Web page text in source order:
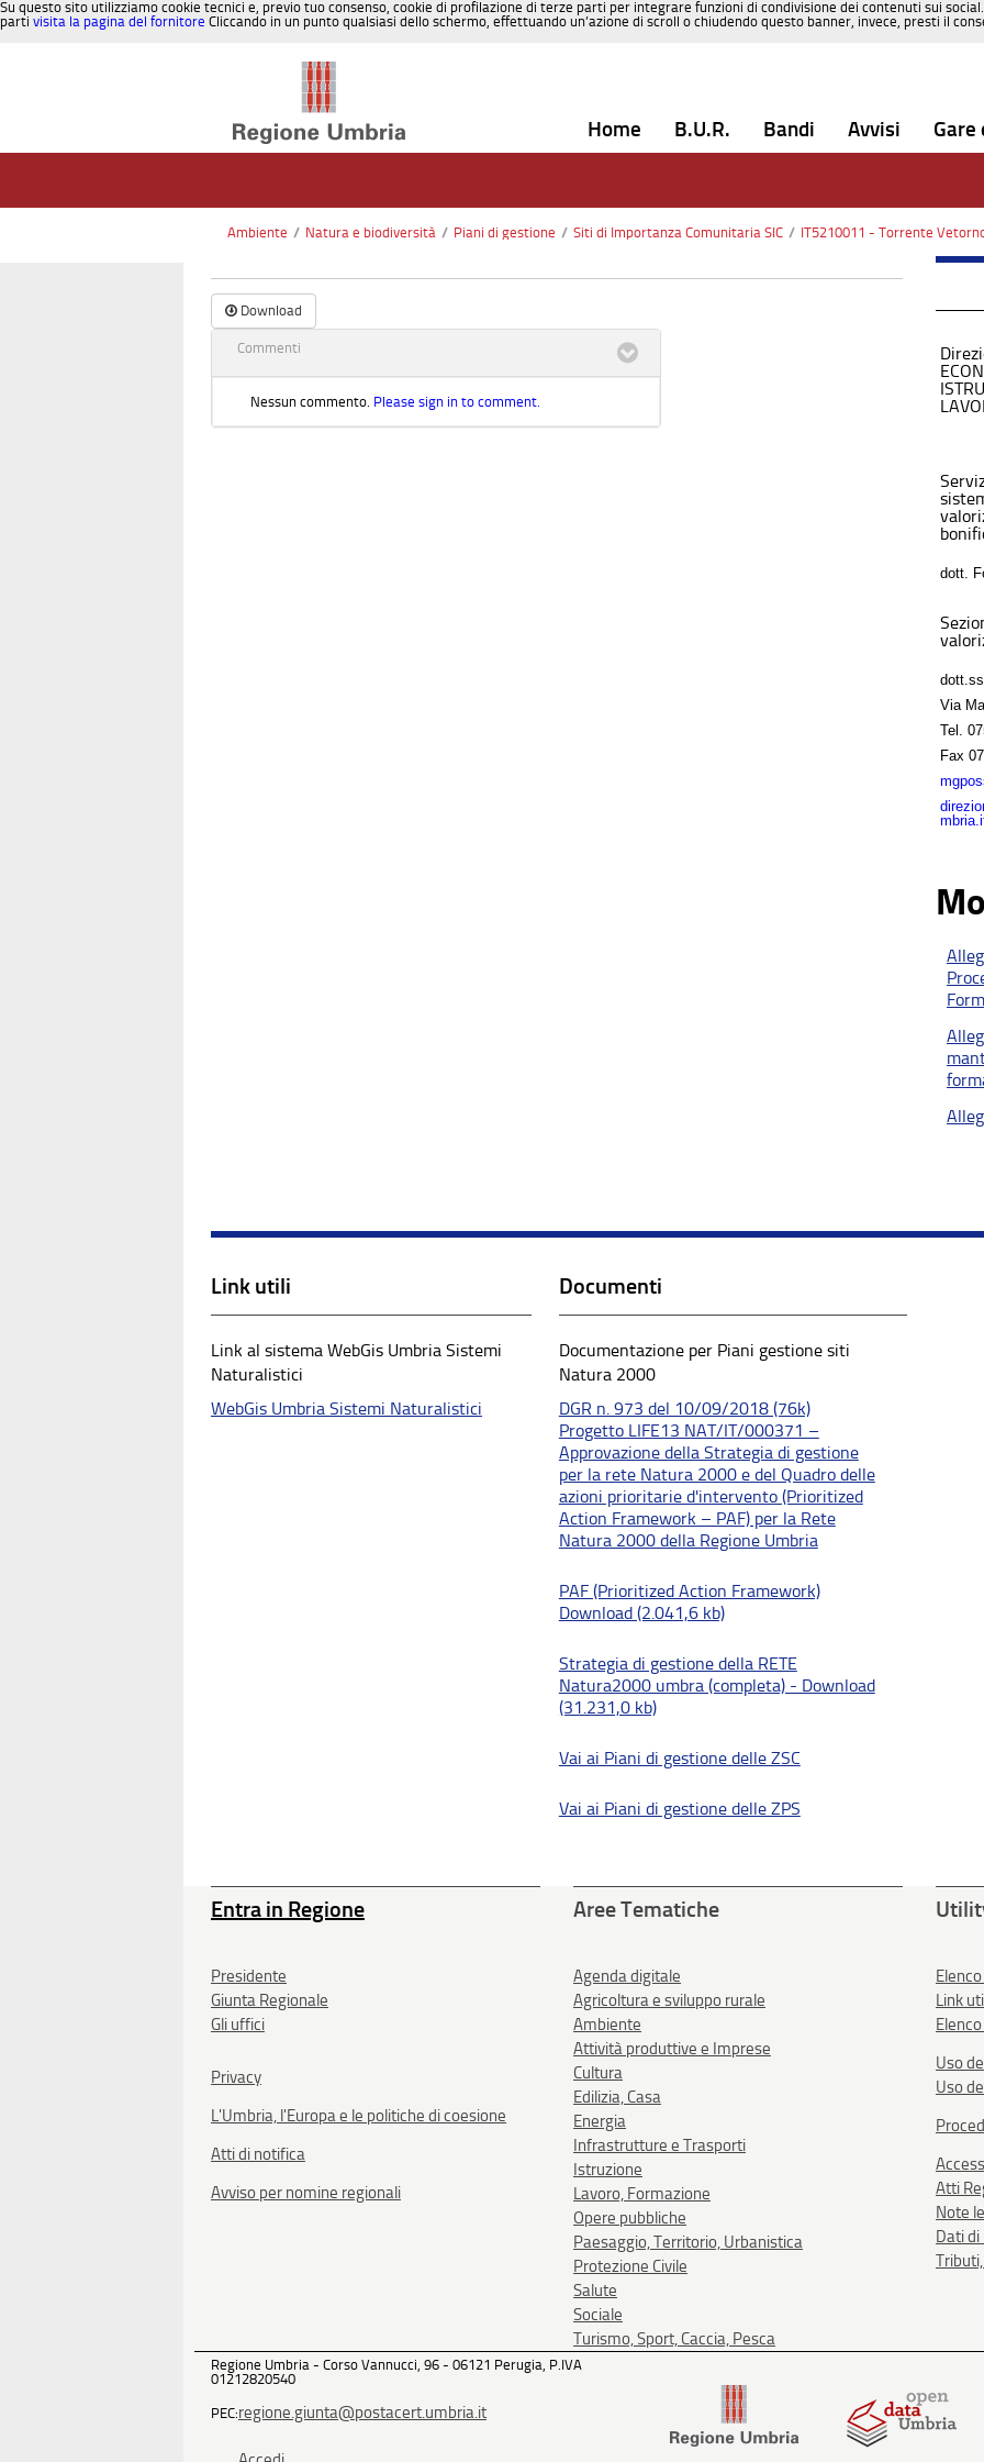
Su questo sito utilizziamo cookie tecnici e, previo tuo consenso, cookie di profilazione di terze parti per integrare funzioni di condivisione dei contenuti sui
parti visita la pagina del fornitore Cliccando in un punto qualsiasi dello schermo, effettuando un’azione di scroll o chiudendo questo banner, invece, presti il
Home B.U.R. Bandi Avvisi Gare
Ambiente / Natura e biodiversità / Piani di gestione / Siti di Importanza Comunitaria SIC / IT5210011 - Torrente
Download
Commenti
Nessun commento. Please sign in to comment.
dott.
Via
Tel.
Fax
Link utili
Link al sistema WebGis Umbria Sistemi
Naturalistici
WebGis Umbria Sistemi Naturalistici
Documenti
Documentazione per Piani gestione siti
Natura 2000
DGR n. 973 del 10/09/2018 (76k)
Progetto LIFE13 NAT/IT/000371 –
Approvazione della Strategia di gestione
per la rete Natura 2000 e del Quadro delle
azioni prioritarie d'intervento (Prioritized
Action Framework – PAF) per la Rete
Natura 2000 della Regione Umbria
PAF (Prioritized Action Framework)
Download (2.041,6 kb)
Strategia di gestione della RETE
Natura2000 umbra (completa) - Download
(31.231,0 kb)
Vai ai Piani di gestione delle ZSC
Vai ai Piani di gestione delle ZPS
Entra in Regione
Presidente
Giunta Regionale
Gli uffici
Privacy
L'Umbria, l'Europa e le politiche di coesione
Atti di notifica
Avviso per nomine regionali
Aree Tematiche
Agenda digitale
Agricoltura e sviluppo rurale
Ambiente
Attività produttive e Imprese
Cultura
Edilizia, Casa
Energia
Infrastrutture e Trasporti
Istruzione
Lavoro, Formazione
Opere pubbliche
Paesaggio, Territorio, Urbanistica
Protezione Civile
Salute
Sociale
Turismo, Sport, Caccia, Pesca
Link
Uso
Uso
Atti
Note
Dati
Regione Umbria - Corso Vannucci, 96 - 06121 Perugia, P.IVA
01212820540
PEC:regione.giunta@postacert.umbria.it